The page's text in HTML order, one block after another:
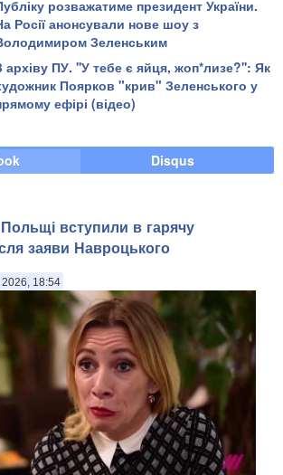
розважатиме президент України.
Росії анонсували нове шоу з
Зеленським
архіву ПУ. ''У тебе є яйця, жоп*лизе?'': Як
Поярков "крив" Зеленського у
ефірі (відео)
Disqus
вступили в гарячу
заяви Навроцького
2026, 18:54